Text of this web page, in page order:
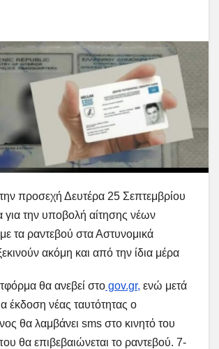
προσεχή Δευτέρα 25 Σεπτεμβρίου
την υποβολή αίτησης νέων
τα ραντεβού στα Αστυνομικά
ακόμη και από την ίδια μέρα
θα ανεβεί στο gov.gr, ενώ μετά
έκδοση νέας ταυτότητας ο
θα λαμβάνει sms στο κινητό του
θα επιβεβαιώνεται το ραντεβού. 7-